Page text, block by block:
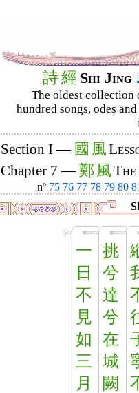
詩經 Shi Jing
The oldest collection
hundred songs, odes
Section I — 國 風
Chapter 7 —鄭 風
nº 75 76 77 78 79 80
一
日
不
見
如
三
月
挑
兮
達
兮
在
城
闕